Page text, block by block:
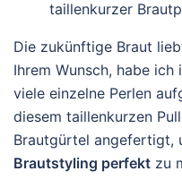
taillenkurzer
Die zukünftige Braut
Ihrem Wunsch, habe
viele einzelne Perlen
diesem taillenkurzen
Brautgürtel angefertigt,
Brautstyling perfekt zu